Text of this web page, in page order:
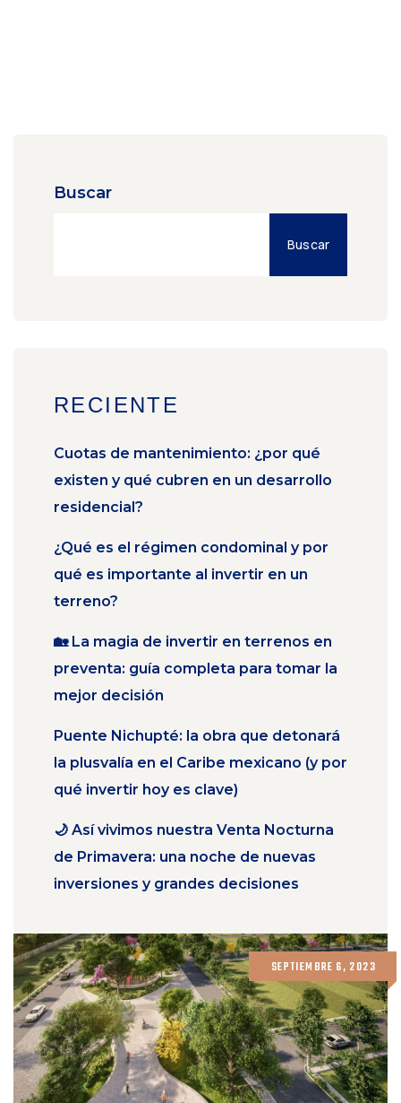
SEPTIEMBRE 6, 2023
Buscar
Buscar
RECIENTE
Cuotas de mantenimiento: ¿por qué
existen y qué cubren en un desarrollo
residencial?
¿Qué es el régimen condominal y por
qué es importante al invertir en un
terreno?
🏡 La magia de invertir en terrenos en
preventa: guía completa para tomar la
mejor decisión
Puente Nichupté: la obra que detonará
la plusvalía en el Caribe mexicano (y por
qué invertir hoy es clave)
🌙 Así vivimos nuestra Venta Nocturna
de Primavera: una noche de nuevas
inversiones y grandes decisiones